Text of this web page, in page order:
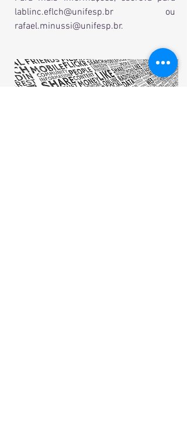
lablinc.eflch@unifesp.br ou
rafael.minussi@unifesp.br.